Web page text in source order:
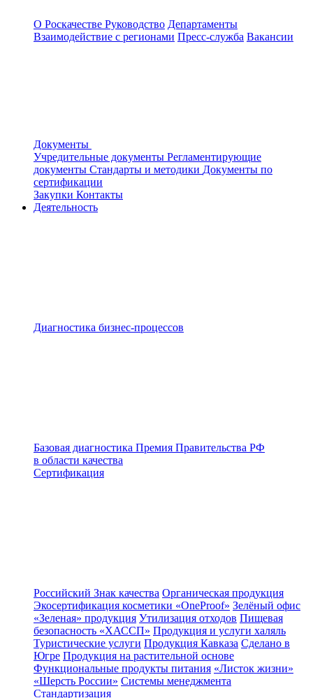
О Роскачестве Руководство Департаменты
Взаимодействие с регионами Пресс-служба Вакансии
Документы
Учредительные документы Регламентирующие
документы Стандарты и методики Документы по
сертификации
Закупки Контакты
Деятельность
Диагностика бизнес-процессов
Базовая диагностика Премия Правительства РФ
в области качества
Сертификация
Российский Знак качества Органическая продукция
Экосертификация косметики «OneProof» Зелёный офис
«Зеленая» продукция Утилизация отходов Пищевая
безопасность «ХАССП» Продукция и услуги халяль
Туристические услуги Продукция Кавказа Сделано в
Югре Продукция на растительной основе
Функциональные продукты питания «Листок жизни»
«Шерсть России» Системы менеджмента
Стандартизация